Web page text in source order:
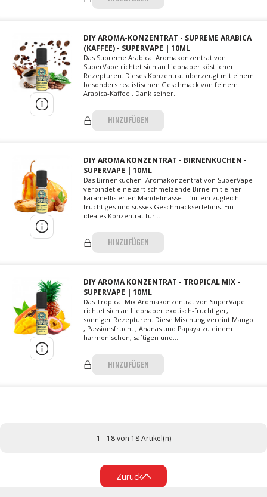
DIY AROMA-KONZENTRAT - SUPREME ARABICA
(KAFFEE) - SUPERVAPE | 10ML
Das Supreme Arabica Aromakonzentrat von
SuperVape richtet sich an Liebhaber köstlicher
Rezepturen. Dieses Konzentrat überzeugt mit einem
besonders realistischen Geschmack von feinem
Arabica-Kaffee . Dank seiner...
HINZUFÜGEN
DIY AROMA KONZENTRAT - BIRNENKUCHEN -
SUPERVAPE | 10ML
Das Birnenkuchen Aromakonzentrat von SuperVape
verbindet eine zart schmelzende Birne mit einer
karamellisierten Mandelmasse – für ein zugleich
fruchtiges und süsses Geschmackserlebnis. Ein
ideales Konzentrat für...
HINZUFÜGEN
DIY AROMA KONZENTRAT - TROPICAL MIX -
SUPERVAPE | 10ML
Das Tropical Mix Aromakonzentrat von SuperVape
richtet sich an Liebhaber exotisch-fruchtiger,
sonniger Rezepturen. Diese Mischung vereint Mango
, Passionsfrucht , Ananas und Papaya zu einem
harmonischen, saftigen und...
HINZUFÜGEN
1 - 18 von 18 Artikel(n)
Zurück